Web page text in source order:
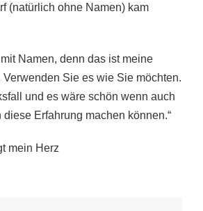
(natürlich ohne Namen) kam
Namen, denn das ist meine
Sie es wie Sie möchten.
und es wäre schön wenn auch
Erfahrung machen können.“
mein Herz